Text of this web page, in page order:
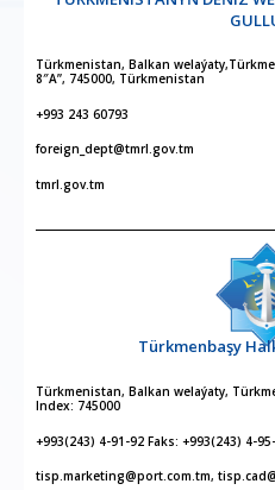
Türkmenistan, Balkan
8″A”, 745000, Türkmenistan
+993 243 60793
foreign_dept@tmrl.gov.tm
tmrl.gov.tm
Türkmenbaşy
Türkmenistan, Balkan welaýaty,
Index: 745000
+993(243) 4-91-92 Faks: +993(243) 4-
tisp.marketing@port.com.tm,